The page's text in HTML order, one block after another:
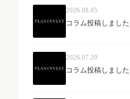
2026.08.05
コラム投稿しました
2026.07.20
コラム投稿しました